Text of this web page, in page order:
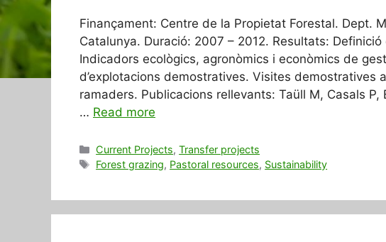
Finançament: Centre de la Propietat Forestal. Dept.
Catalunya. Duració: 2007 – 2012. Resultats:
Indicadors ecològics, agronòmics i econòmics de
d’explotacions demostratives. Visites demostratives
ramaders. Publicacions rellevants: Taüll M, Casals
… Read more
Categories
Current Projects,Transfer projects
Tags
Forest grazing, Pastoral resources, Sustainability